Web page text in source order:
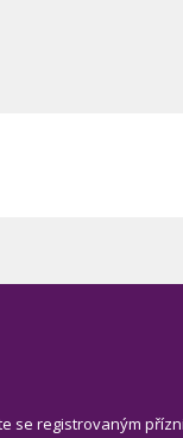
se registrovaným